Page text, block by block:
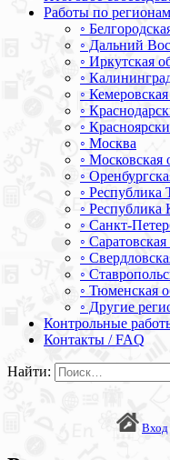
Работы по регионам
◦
◦ Дальний
◦ Иркутская
◦
◦
◦
◦
◦ Москва
◦ Московская
◦
◦ Республика
◦ Республика
◦ Санкт-
◦ Саратовская
◦
◦
◦ Тюменская
◦ Другие
Контрольные
Контакты / FAQ
Найти:
Вход